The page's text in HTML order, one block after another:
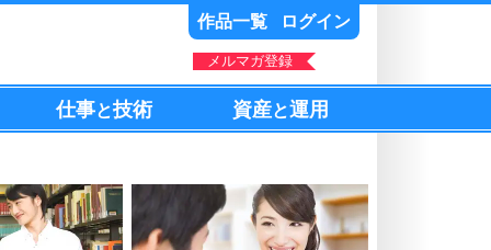
作品一覧 ログイン
メルマガ登録
仕事と技術 資産と運用